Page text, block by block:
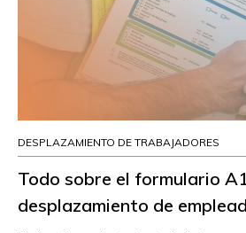
DESPLAZAMIENTO DE TRABAJADORES
Todo sobre el formulario
desplazamiento de